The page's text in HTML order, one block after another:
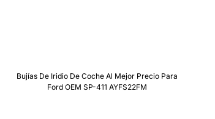
Bujías De Iridio De Coche Al Mejor Precio Para
Ford OEM SP-411 AYFS22FM